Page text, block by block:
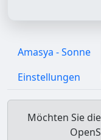
Amasya - Sonne
Einstellungen
Möchten Sie